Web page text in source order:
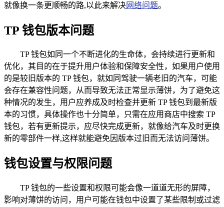
就像换一条更顺畅的路,以此来解决网络问题。
TP 钱包版本问题
TP 钱包如同一个不断进化的生命体，会持续进行更新和
优化，其目的在于提升用户体验和保障安全性，如果用户使用
的是较旧版本的 TP 钱包，就如同驾驶一辆老旧的汽车，可能
会存在兼容性问题，从而导致无法正常显示薄饼，为了避免这
种情况的发生，用户应养成及时检查并更新 TP 钱包到最新版
本的习惯，具体操作也十分简单，只需在应用商店中搜索 TP
钱包，若有更新提示，应尽快完成更新，就像给汽车及时更换
新的零部件一样,这样就能避免因版本过旧而无法访问薄饼。
钱包设置与权限问题
TP 钱包的一些设置和权限可能会像一道道无形的屏障，
影响对薄饼的访问，用户可能在钱包中设置了某些限制或过滤